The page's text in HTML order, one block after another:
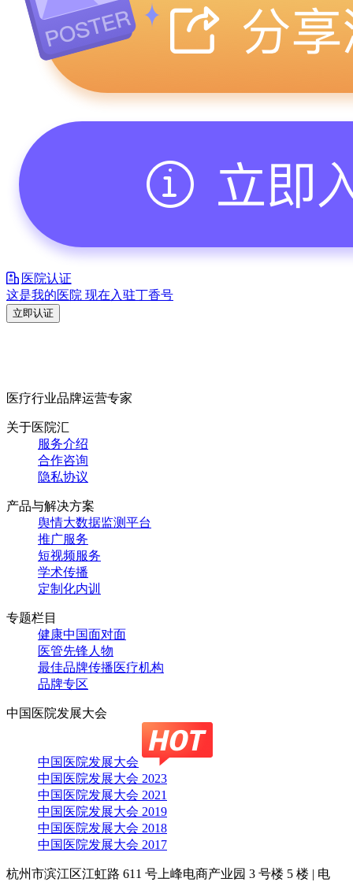
医院认证
这是我的医院 现在入驻丁香号
立即认证
医疗行业品牌运营专家
关于医院汇
服务介绍
合作咨询
隐私协议
产品与解决方案
舆情大数据监测平台
推广服务
短视频服务
学术传播
定制化内训
专题栏目
健康中国面对面
医管先锋人物
最佳品牌传播医疗机构
品牌专区
中国医院发展大会
中国医院发展大会
中国医院发展大会 2023
中国医院发展大会 2021
中国医院发展大会 2019
中国医院发展大会 2018
中国医院发展大会 2017
杭州市滨江区江虹路 611 号上峰电商产业园 3 号楼 5 楼 | 电